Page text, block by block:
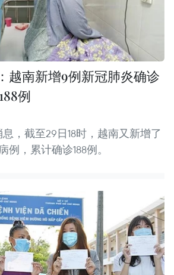
越南新增9例新冠肺炎确诊
例
，截至29日18时，越南又新增了
，累计确诊188例。